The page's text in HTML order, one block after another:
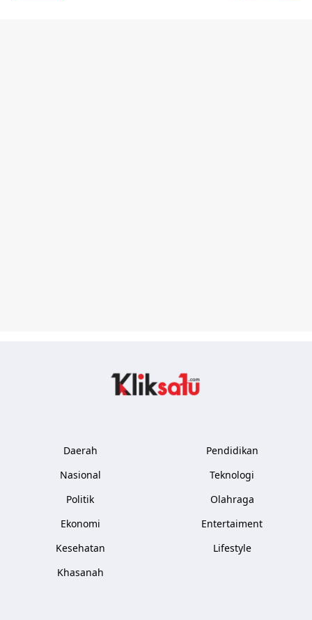
Daerah
Nasional
Politik
Ekonomi
Kesehatan
Khasanah
Pendidikan
Teknologi
Olahraga
Entertaiment
Lifestyle